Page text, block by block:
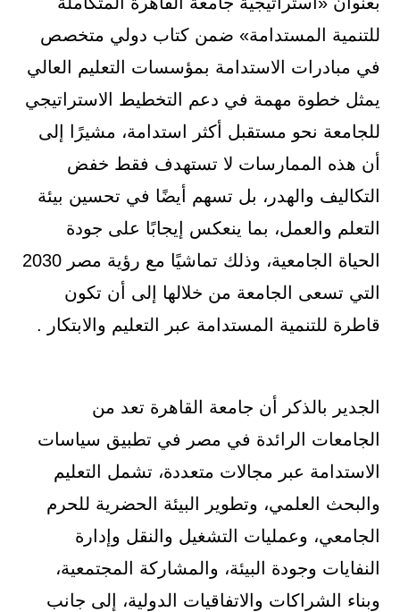
للتنمية المستدامة» ضمن كتاب دولي متخصص
في مبادرات الاستدامة بمؤسسات التعليم العالي
يمثل خطوة مهمة في دعم التخطيط الاستراتيجي
للجامعة نحو مستقبل أكثر استدامة، مشيرًا إلى
أن هذه الممارسات لا تستهدف فقط خفض
التكاليف والهدر، بل تسهم أيضًا في تحسين بيئة
التعلم والعمل، بما ينعكس إيجابًا على جودة
الحياة الجامعية، وذلك تماشيًا مع رؤية مصر 2030
التي تسعى الجامعة من خلالها إلى أن تكون
قاطرة للتنمية المستدامة عبر التعليم والابتكار .
الجدير بالذكر أن جامعة القاهرة تعد من
الجامعات الرائدة في مصر في تطبيق سياسات
الاستدامة عبر مجالات متعددة، تشمل التعليم
والبحث العلمي، وتطوير البيئة الحضرية للحرم
الجامعي، وعمليات التشغيل والنقل وإدارة
النفايات وجودة البيئة، والمشاركة المجتمعية،
وبناء الشراكات والاتفاقيات الدولية، إلى جانب